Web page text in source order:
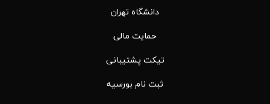
دانشگاه تهران
حمایت مالی
تیکت پشتیبانی
ثبت نام بورسیه